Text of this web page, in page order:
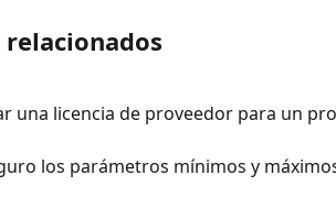
una licencia de proveedor para un
los parámetros mínimos y